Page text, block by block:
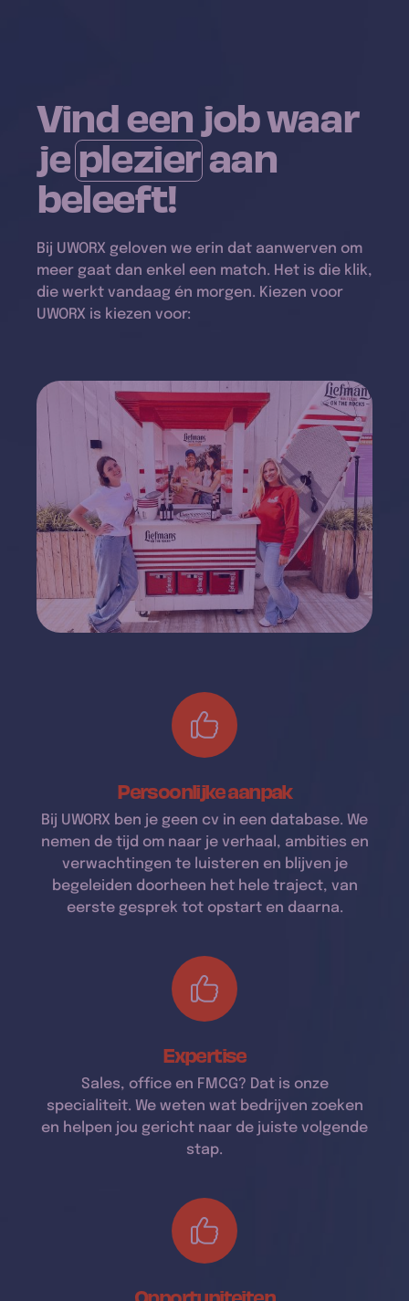
Vind een job waar
jeplezieraan
beleeft!
Bij UWORX geloven we erin dat aanwerven om
meer gaat dan enkel een match. Het is die klik,
die werkt vandaag én morgen. Kiezen voor
UWORX is kiezen voor:
Persoonlijke aanpak
Bij UWORX ben je geen cv in een database. We
nemen de tijd om naar je verhaal, ambities en
verwachtingen te luisteren en blijven je
begeleiden doorheen het hele traject, van
eerste gesprek tot opstart en daarna.
Expertise
Sales, office en FMCG? Dat is onze
specialiteit. We weten wat bedrijven zoeken
en helpen jou gericht naar de juiste volgende
stap.